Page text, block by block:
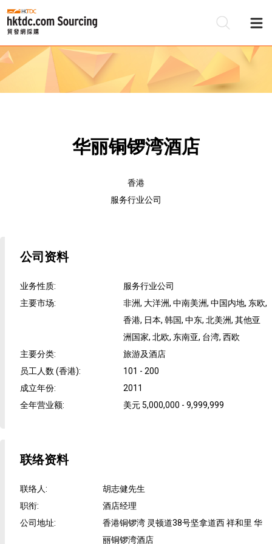
华丽铜锣湾酒店
香港
服务行业公司
公司资料
业务性质:
服务行业公司
主要市场:
非洲, 大洋洲, 中南美洲, 中国内地, 东欧,
香港, 日本, 韩国, 中东, 北美洲, 其他亚
洲国家, 北欧, 东南亚, 台湾, 西欧
主要分类:
旅游及酒店
员工人数 (香港):
101 - 200
成立年份:
2011
全年营业额: 美元 5,000,000 - 9,999,999
联络资料
联络人:
胡志健先生
职衔:
酒店经理
公司地址:
香港铜锣湾 灵顿道38号坚拿道西 祥和里 华
丽铜锣湾酒店